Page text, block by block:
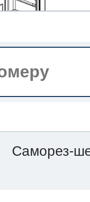
Саморез-